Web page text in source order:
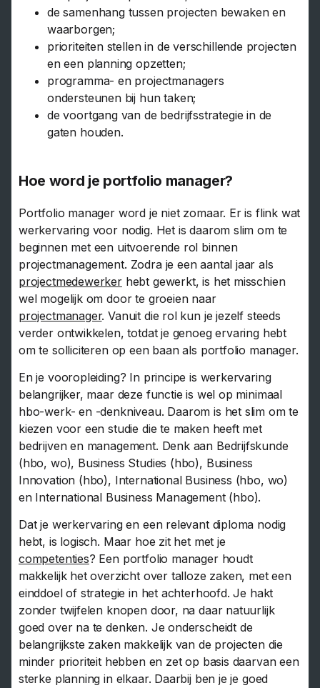
de samenhang tussen projecten bewaken en
waarborgen;
prioriteiten stellen in de verschillende projecten
en een planning opzetten;
programma- en projectmanagers
ondersteunen bij hun taken;
de voortgang van de bedrijfsstrategie in de
gaten houden.
Hoe word je portfolio manager?
Portfolio manager word je niet zomaar. Er is flink wat
werkervaring voor nodig. Het is daarom slim om te
beginnen met een uitvoerende rol binnen
projectmanagement. Zodra je een aantal jaar als
projectmedewerkerhebt gewerkt, is het misschien
wel mogelijk om door te groeien naar
projectmanager. Vanuit die rol kun je jezelf steeds
verder ontwikkelen, totdat je genoeg ervaring hebt
om te solliciteren op een baan als portfolio manager.
En je vooropleiding? In principe is werkervaring
belangrijker, maar deze functie is wel op minimaal
hbo-werk- en -denkniveau. Daarom is het slim om te
kiezen voor een studie die te maken heeft met
bedrijven en management. Denk aan Bedrijfskunde
(hbo, wo), Business Studies (hbo), Business
Innovation (hbo), International Business (hbo, wo)
en International Business Management (hbo).
Dat je werkervaring en een relevant diploma nodig
hebt, is logisch. Maar hoe zit het met je
competenties? Een portfolio manager houdt
makkelijk het overzicht over talloze zaken, met een
einddoel of strategie in het achterhoofd. Je hakt
zonder twijfelen knopen door, na daar natuurlijk
goed over na te denken. Je onderscheidt de
belangrijkste zaken makkelijk van de projecten die
minder prioriteit hebben en zet op basis daarvan een
sterke planning in elkaar. Daarbij ben je je goed